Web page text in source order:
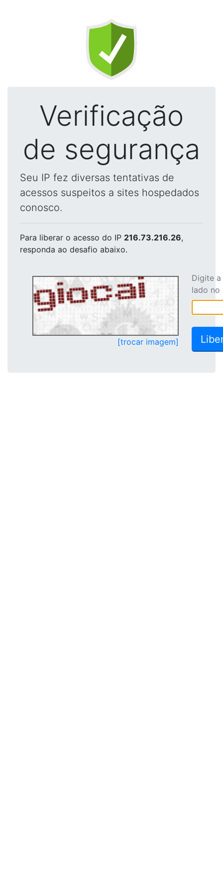
Verificação
de segurança
Seu IP fez diversas tentativas de
acessos suspeitos a sites hospedados
conosco.
Para liberar o acesso do IP 216.73.216.26,
responda ao desafio abaixo.
[trocar imagem]
Digite
lado no